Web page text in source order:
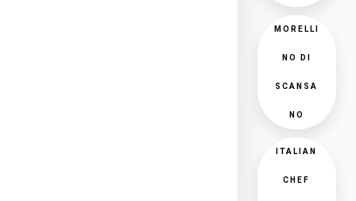
MORELLI
NO DI
SCANSA
NO
ITALIAN
CHEF